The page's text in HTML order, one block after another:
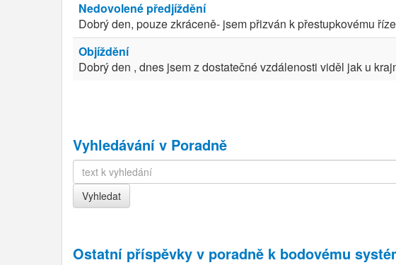
Nedovolené předjíždění
Dobrý den, pouze zkráceně- jsem přizván k přestupkovému
Objíždění
Dobrý den , dnes jsem z dostatečné vzdálenosti viděl jak u
Vyhledávání v Poradně
Ostatní příspěvky v poradně k bodovému